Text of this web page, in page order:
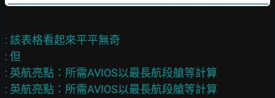
: 該表格看起來平平無奇
: 但
: 英航亮點：所需AVIOS以最長航段艙等計算
: 英航亮點：所需AVIOS以最長航段艙等計算